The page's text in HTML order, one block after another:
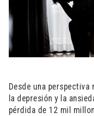
Desde una perspectiva
la depresión y la
pérdida de 12 mil